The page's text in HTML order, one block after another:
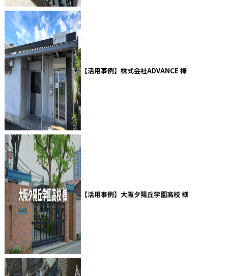
【活用事例】株式会社ADVANCE 様
【活用事例】大阪夕陽丘学園高校 様